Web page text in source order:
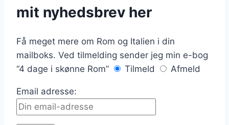
mit nyhedsbrev her
Få meget mere om Rom og Italien i din
mailboks. Ved tilmelding sender jeg min e-bog
“4 dage i skønne Rom”
Tilmeld Afmeld
Email adresse: